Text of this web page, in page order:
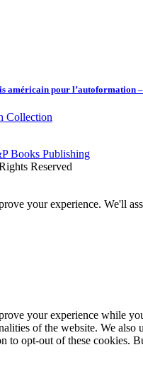
américain pour l’autoformation
Collection
Reserved
your experience. We'll
your experience while
of the website. We also
to opt-out of these cookies.